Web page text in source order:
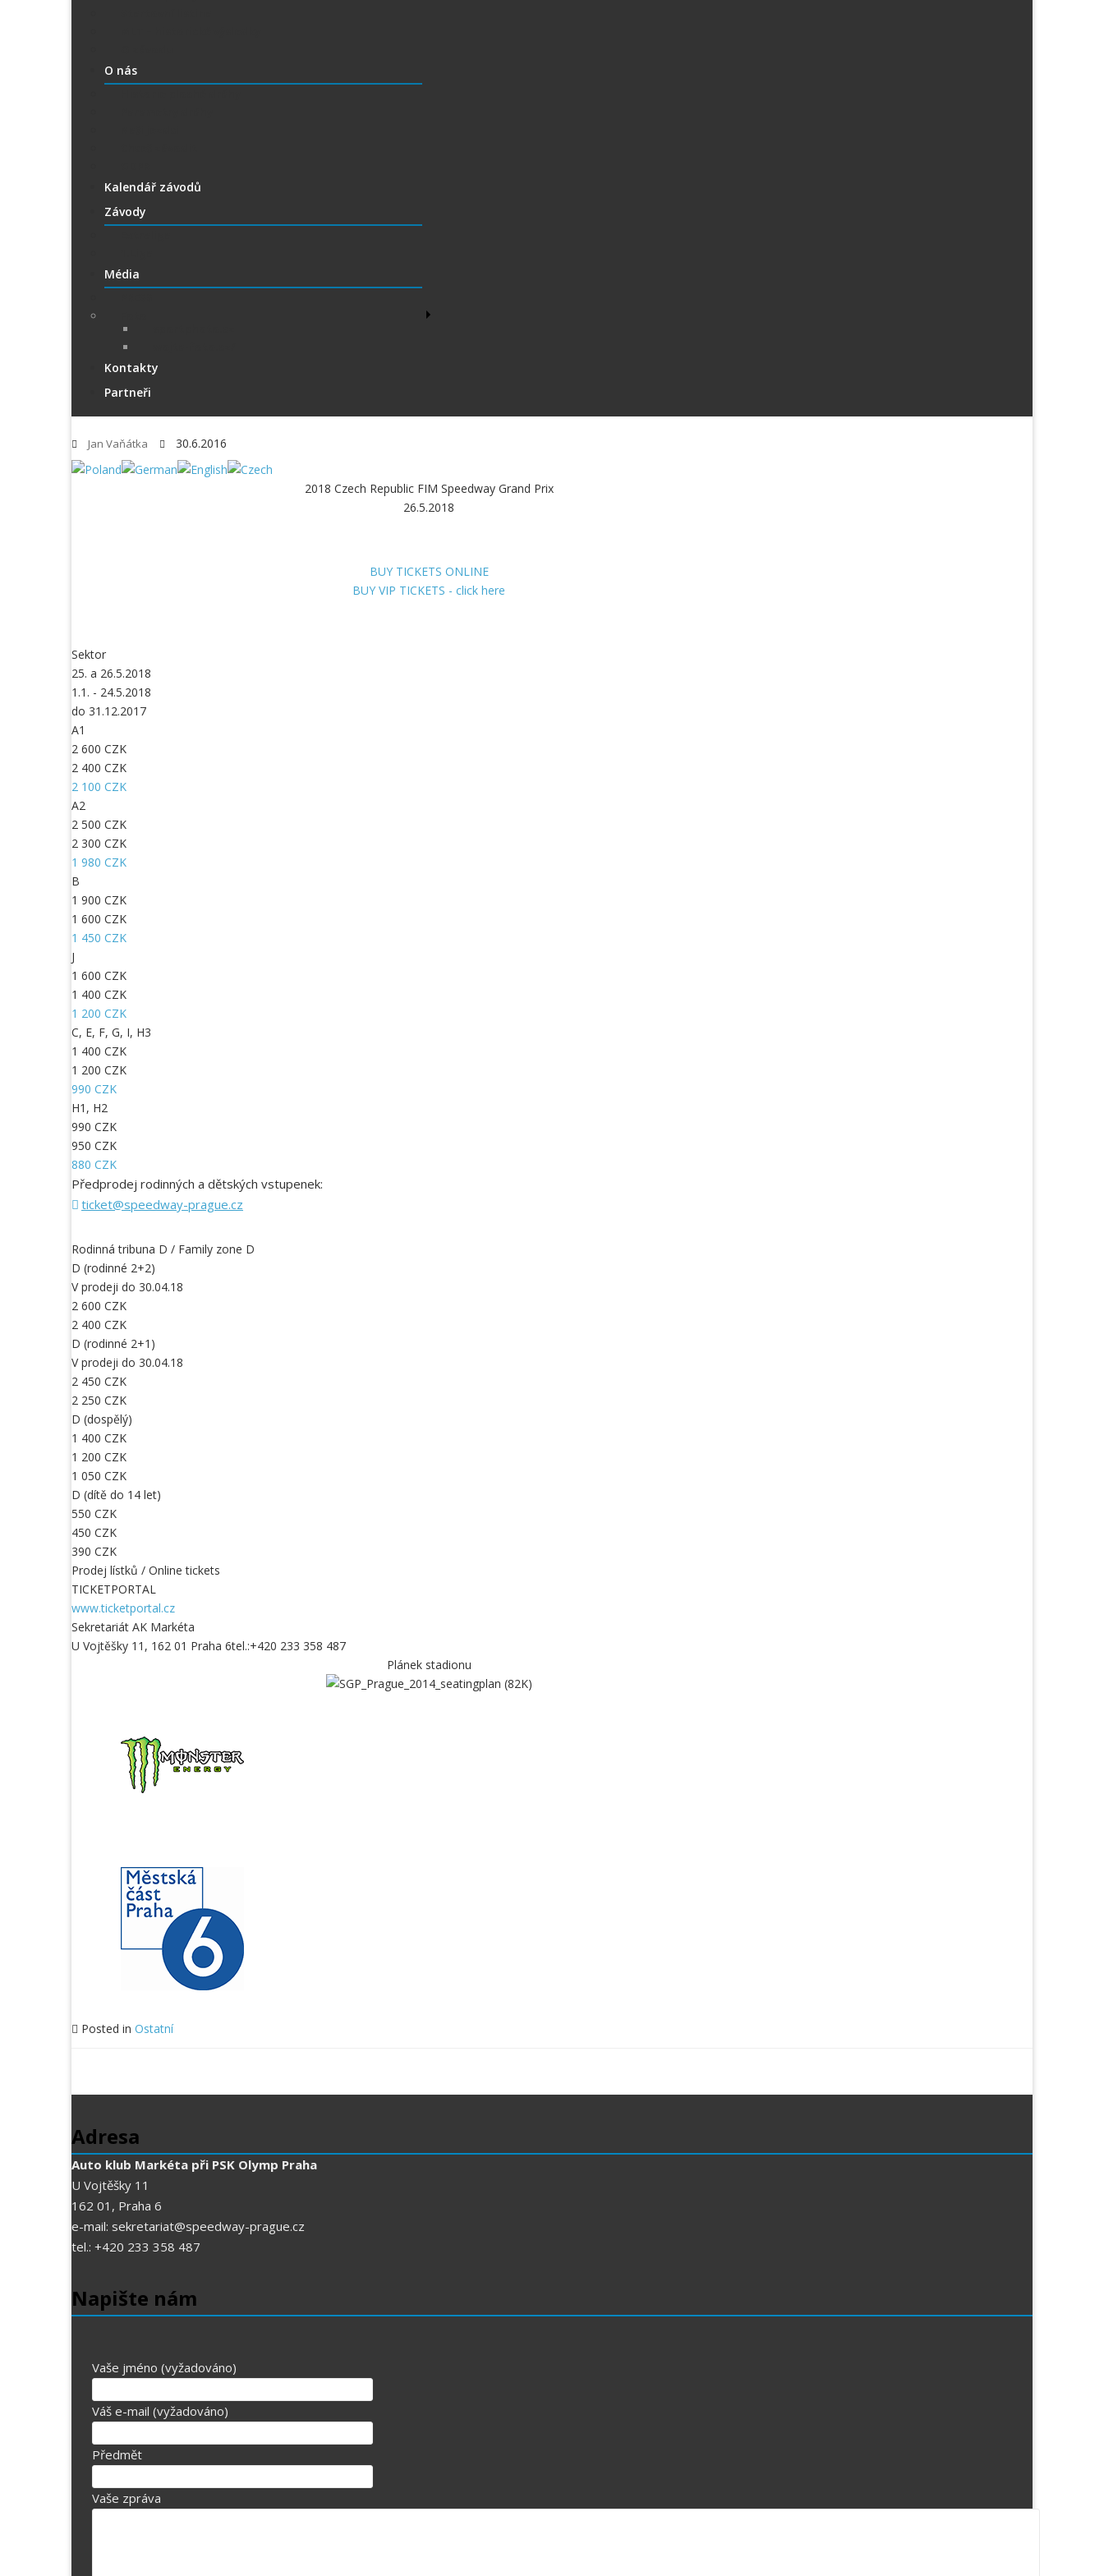
O nás
Kalendář závodů
Závody
Média
Kontakty
Partneři
Jan Vaňátka 30.6.2016
2018 Czech Republic FIM Speedway Grand Prix
26.5.2018
BUY TICKETS ONLINE
BUY VIP TICKETS - click here
Sektor
25. a 26.5.2018
1.1. - 24.5.2018
do 31.12.2017
A1
2 600 CZK
2 400 CZK
2 100 CZK
A2
2 500 CZK
2 300 CZK
1 980 CZK
B
1 900 CZK
1 600 CZK
1 450 CZK
J
1 600 CZK
1 400 CZK
1 200 CZK
C, E, F, G, I, H3
1 400 CZK
1 200 CZK
990 CZK
H1, H2
990 CZK
950 CZK
880 CZK
Předprodej rodinných a dětských vstupenek:
ticket@speedway-prague.cz
Rodinná tribuna D / Family zone D
D (rodinné 2+2)
V prodeji do 30.04.18
2 600 CZK
2 400 CZK
D (rodinné 2+1)
V prodeji do 30.04.18
2 450 CZK
2 250 CZK
D (dospělý)
1 400 CZK
1 200 CZK
1 050 CZK
D (dítě do 14 let)
550 CZK
450 CZK
390 CZK
Prodej lístků / Online tickets
TICKETPORTAL
www.ticketportal.cz
Sekretariát AK Markéta
U Vojtěšky 11, 162 01 Praha 6tel.:+420 233 358 487
Plánek stadionu
Posted in Ostatní
Adresa
Auto klub Markéta při PSK Olymp Praha
U Vojtěšky 11
162 01, Praha 6
e-mail: sekretariat@speedway-prague.cz
tel.: +420 233 358 487
Napište nám
Vaše jméno (vyžadováno)
Váš e-mail (vyžadováno)
Předmět
Vaše zpráva